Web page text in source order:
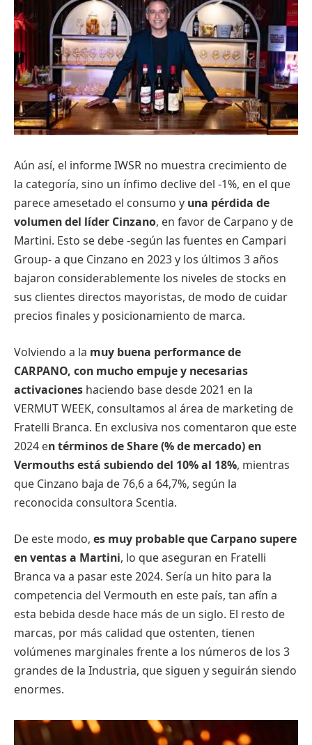
Aún así, el informe IWSR no muestra crecimiento de
la categoría, sino un ínfimo declive del -1%, en el que
parece amesetado el consumo y una pérdida de
volumen del líder Cinzano, en favor de Carpano y de
Martini. Esto se debe -según las fuentes en Campari
Group- a que Cinzano en 2023 y los últimos 3 años
bajaron considerablemente los niveles de stocks en
sus clientes directos mayoristas, de modo de cuidar
precios finales y posicionamiento de marca.
Volviendo a la muy buena performance de
CARPANO, con mucho empuje y necesarias
activaciones haciendo base desde 2021 en la
VERMUT WEEK, consultamos al área de marketing de
Fratelli Branca. En exclusiva nos comentaron que este
2024 en términos de Share (% de mercado) en
Vermouths está subiendo del 10% al 18%, mientras
que Cinzano baja de 76,6 a 64,7%, según la
reconocida consultora Scentia.
De este modo, es muy probable que Carpano supere
en ventas a Martini, lo que aseguran en Fratelli
Branca va a pasar este 2024. Sería un hito para la
competencia del Vermouth en este país, tan afín a
esta bebida desde hace más de un siglo. El resto de
marcas, por más calidad que ostenten, tienen
volúmenes marginales frente a los números de los 3
grandes de la Industria, que siguen y seguirán siendo
enormes.